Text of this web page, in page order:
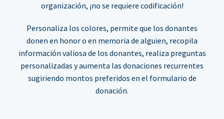
organización, ¡no se requiere codificación!
Personaliza los colores, permite que los donantes
donen en honor o en memoria de alguien, recopila
información valiosa de los donantes, realiza preguntas
personalizadas y aumenta las donaciones recurrentes
sugiriendo montos preferidos en el formulario de
donación.